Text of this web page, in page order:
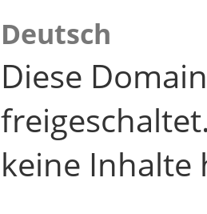
Deutsch
Diese
keine Inhalte